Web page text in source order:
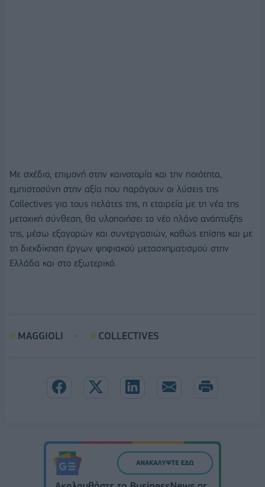
Με σχέδιο, επιμονή στην καινοτομία και την ποιότητα,
εμπιστοσύνη στην αξία που παράγουν οι λύσεις της
Collectives για τους πελάτες της, η εταιρεία με τη νέα της
μετοχική σύνθεση, θα υλοποιήσει το νέο πλάνο ανάπτυξής
της, μέσω εξαγορών και συνεργασιών, καθώς επίσης και με
τη διεκδίκηση έργων ψηφιακού μετασχηματισμού στην
Ελλάδα και στο εξωτερικό.
MAGGIOLI COLLECTIVES